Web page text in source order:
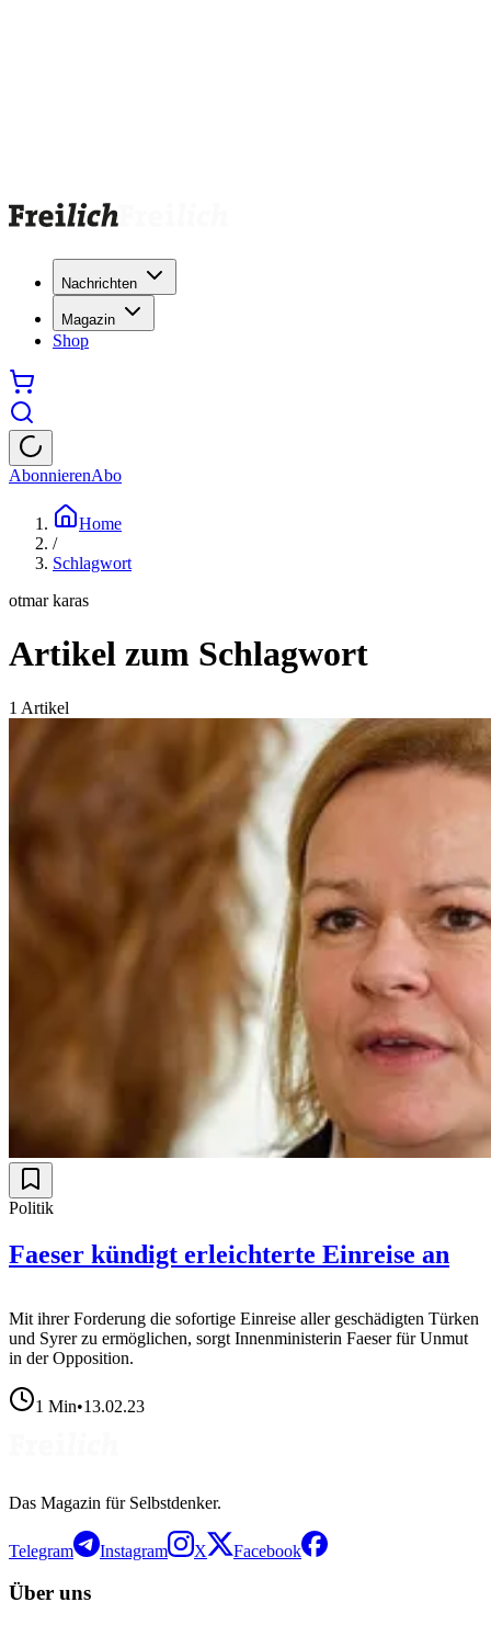
Nachrichten
Magazin
Shop
AbonnierenAbo
Home
/
Schlagwort
otmar karas
Artikel zum Schlagwort
1 Artikel
Politik
Faeser kündigt erleichterte Einreise an
Mit ihrer Forderung die sofortige Einreise aller geschädigten Türken
und Syrer zu ermöglichen, sorgt Innenministerin Faeser für Unmut
in der Opposition.
1 Min•13.02.23
Das Magazin für Selbstdenker.
Telegram Instagram X Facebook
Über uns